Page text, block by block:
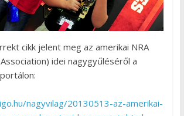
cikk jelent meg az amerikai NRA
idei nagygyűléséről a
nagyvilag/20130513-az-amerikai-